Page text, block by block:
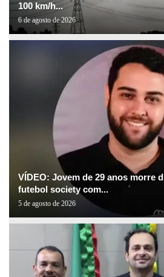
100 km/h...
6 de agosto de 2026
VÍDEO: Jovem de 29 anos morre
futebol society com...
5 de agosto de 2026